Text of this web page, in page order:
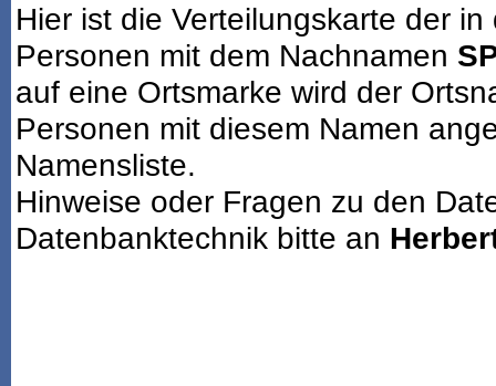
Hier ist die Verteilungskarte der
Personen mit dem Nachnamen
auf eine Ortsmarke wird der
Personen mit diesem Namen
Namensliste.
Hinweise oder Fragen zu den
Datenbanktechnik bitte an